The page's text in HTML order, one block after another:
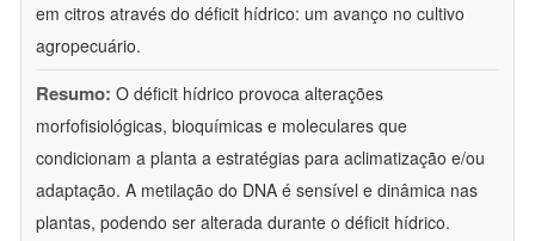
em citros através do déficit hídrico: um avanço no cultivo
agropecuário.
Resumo: O déficit hídrico provoca alterações
morfofisiológicas, bioquímicas e moleculares que
condicionam a planta a estratégias para aclimatização e/ou
adaptação. A metilação do DNA é sensível e dinâmica nas
plantas, podendo ser alterada durante o déficit hídrico.